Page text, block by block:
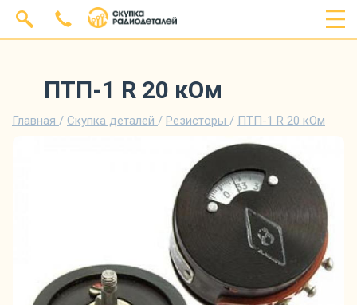
ПТП-1 R 20 кОм
Главная / Скупка деталей / Резисторы / ПТП-1 R 20 кОм